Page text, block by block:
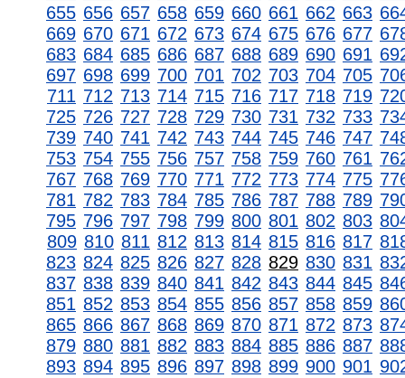
655 656 657 658 659 660 661 662 663
669 670 671 672 673 674 675 676 677
683 684 685 686 687 688 689 690 691
697 698 699 700 701 702 703 704 705
711 712 713 714 715 716 717 718 719
725 726 727 728 729 730 731 732 733
739 740 741 742 743 744 745 746 747
753 754 755 756 757 758 759 760 761
767 768 769 770 771 772 773 774 775
781 782 783 784 785 786 787 788 789
795 796 797 798 799 800 801 802 803
809 810 811 812 813 814 815 816 817
823 824 825 826 827 828 829 830 831
837 838 839 840 841 842 843 844 845
851 852 853 854 855 856 857 858 859
865 866 867 868 869 870 871 872 873
879 880 881 882 883 884 885 886 887
893 894 895 896 897 898 899 900 901